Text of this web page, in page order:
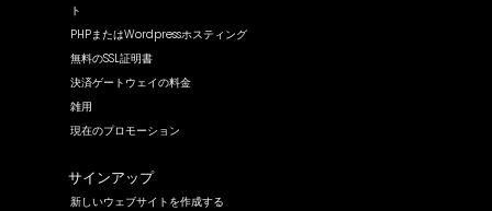
ト
PHPまたはWordpressホスティング
無料のSSL証明書
決済ゲートウェイの料金
雑用
現在のプロモーション
サインアップ
新しいウェブサイトを作成する